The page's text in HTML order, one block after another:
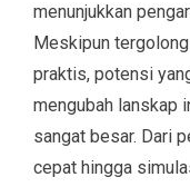
menunjukkan
Meskipun
praktis, potensi
mengubah lanskap
sangat besar. Dari
cepat hingga